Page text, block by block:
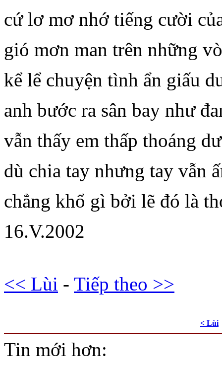
cứ lơ mơ nhớ tiếng cười
gió mơn man trên những
kể lể chuyện tình ẩn giấu
anh bước ra sân bay như
vẫn thấy em thấp thoáng
dù chia tay nhưng tay vẫn
chẳng khổ gì bởi lẽ đó là
16.V.2002
<< Lùi - Tiếp theo >>
< Lùi
Tin mới hơn: